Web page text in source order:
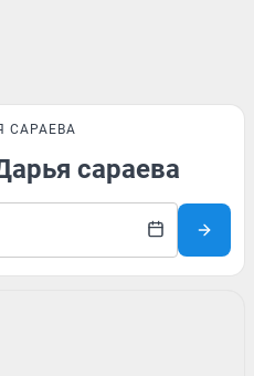
САРАЕВА
сараева